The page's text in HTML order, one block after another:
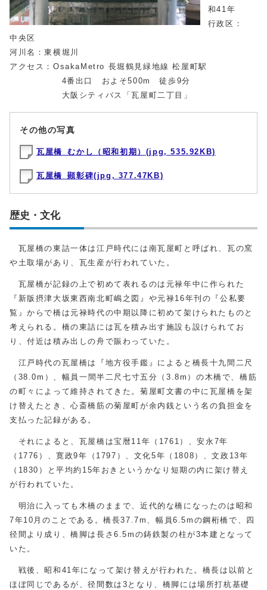
和41年
行政区：
中央区
河川名：東横堀川
アクセス：OsakaMetro 長堀鶴見緑地線 松屋町駅
4番出口 およそ500m 徒歩9分
大阪シティバス「瓦屋町二丁目」
その他の写真
瓦屋橋_むかし（昭和初期）(jpg, 535.92KB)
瓦屋橋_顕彰碑(jpg, 377.47KB)
歴史・文化
瓦屋橋の東詰一体は江戸時代には南瓦屋町と呼ばれ、瓦の窯
や土取場があり、瓦生産が行われていた。
瓦屋橋が記録の上で初めて表れるのは元禄年中に作られた
『新版摂津大坂東西南北町嶋之図』や元禄16年刊の『公私要
覧』からで橋は元禄時代の中期以降に初めて架けられたものと
考えられる。橋の東詰には瓦を積み出す施設も設けられてお
り、付近は積み出しの舟で賑わっていた。
江戸時代の瓦屋橋は『地方役手鑑』によると橋長十九間二尺
（38.0m）、幅員一間半二尺七寸五分（3.8m）の木橋で、橋筋
の町々によって維持されてきた。菊屋町文書の中に瓦屋橋を架
け替えたとき、心斎橋筋の菊屋町が余内銭という名の負担金を
支払った記録がある。
それによると、瓦屋橋は宝暦11年（1761）、安永7年
（1776）、寛政9年（1797）、文化5年（1808）、文政13年
（1830）と平均約15年おきというかなり短期の内に架け替え
が行われていた。
明治に入っても木橋のままで、近代的な橋になったのは昭和
7年10月のことである。橋長37.7m、幅員6.5mの鋼桁橋で、四
径間より成り、橋脚は長さ6.5mの鋳鉄製の柱が3本建となって
いた。
戦後、昭和41年になって架け替えが行われた。橋長は以前と
ほぼ同じであるが、径間数は3となり、橋脚には場所打杭基礎